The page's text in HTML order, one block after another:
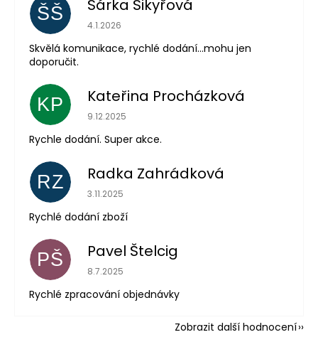
ŠŠ Šárka Šikyřová
Hodnocení obchodu je 5 z 5 hvězdiček.
4.1.2026
Skvělá komunikace, rychlé dodání...mohu jen
doporučit.
KP Kateřina Procházková
Hodnocení obchodu je 5 z 5 hvězdiček.
9.12.2025
Rychle dodání. Super akce.
RZ Radka Zahrádková
Hodnocení obchodu je 5 z 5 hvězdiček.
3.11.2025
Rychlé dodání zboží
PŠ Pavel Štelcig
Hodnocení obchodu je 5 z 5 hvězdiček.
8.7.2025
Rychlé zpracování objednávky
Zobrazit další hodnocení